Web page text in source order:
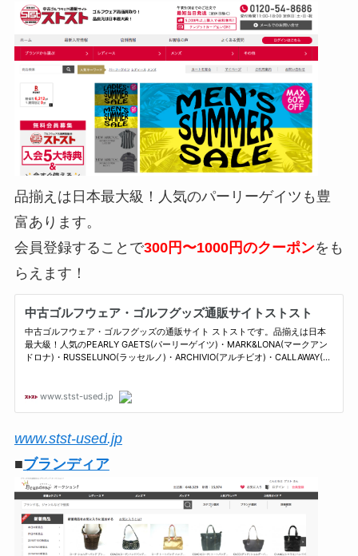
品揃えは日本最大級！人気のパーリーゲイツも豊
富あります。
会員登録することで300円〜1000円のクーポンをも
らえます！
www.stst-used.jp
■ブランディア